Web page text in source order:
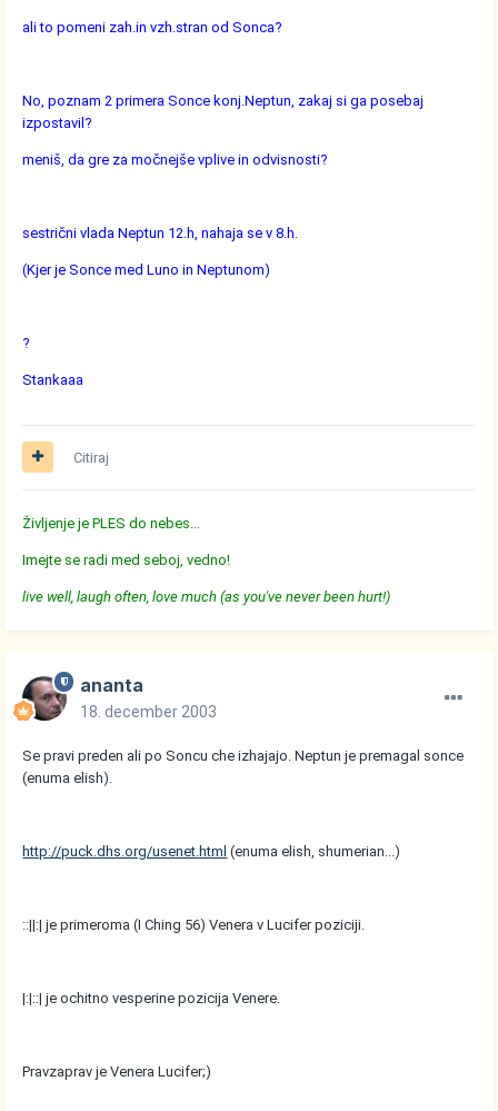
ali to pomeni zah.in vzh.stran od Sonca?
No, poznam 2 primera Sonce konj.Neptun, zakaj si ga posebaj
izpostavil?
meniš, da gre za močnejše vplive in odvisnosti?
sestrični vlada Neptun 12.h, nahaja se v 8.h.
(Kjer je Sonce med Luno in Neptunom)
?
Stankaaa
Citiraj
Življenje je PLES do nebes...
Imejte se radi med seboj, vedno!
live well, laugh often, love much (as you've never been hurt!)
ananta
18. december 2003
Se pravi preden ali po Soncu che izhajajo. Neptun je premagal sonce
(enuma elish).
http://puck.dhs.org/usenet.html (enuma elish, shumerian...)
::||:| je primeroma (I Ching 56) Venera v Lucifer poziciji.
|:|::| je ochitno vesperine pozicija Venere.
Pravzaprav je Venera Lucifer;)